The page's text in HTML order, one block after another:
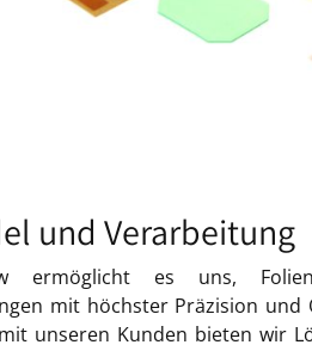
und Verarbeitung
ermöglicht es uns,
mit höchster Präzision
unseren Kunden bieten wir